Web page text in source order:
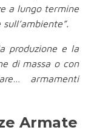
a lungo termine
produzione e la
di massa o con
armamenti
Armate